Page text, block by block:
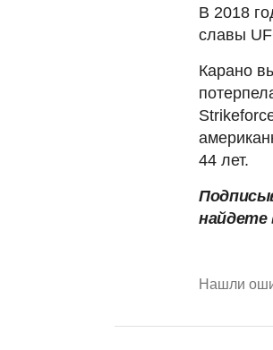
В 2018
славы
Карано
44 лет.
найдете
Нашли